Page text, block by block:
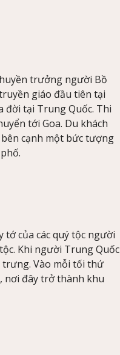
trưởng người Bồ
giáo đầu tiên tại
đời tại Trung Quốc. Thi
tới Goa. Du khách
cạnh một bức tượng
tớ của các quý tộc người
Khi người Trung Quốc
trưng. Vào mỗi tối thứ
nơi đây trở thành khu